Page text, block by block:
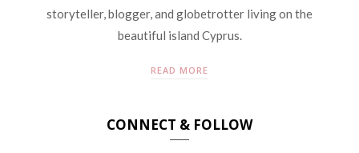
storyteller, blogger, and globetrotter living on the
beautiful island Cyprus.
READ MORE
CONNECT & FOLLOW